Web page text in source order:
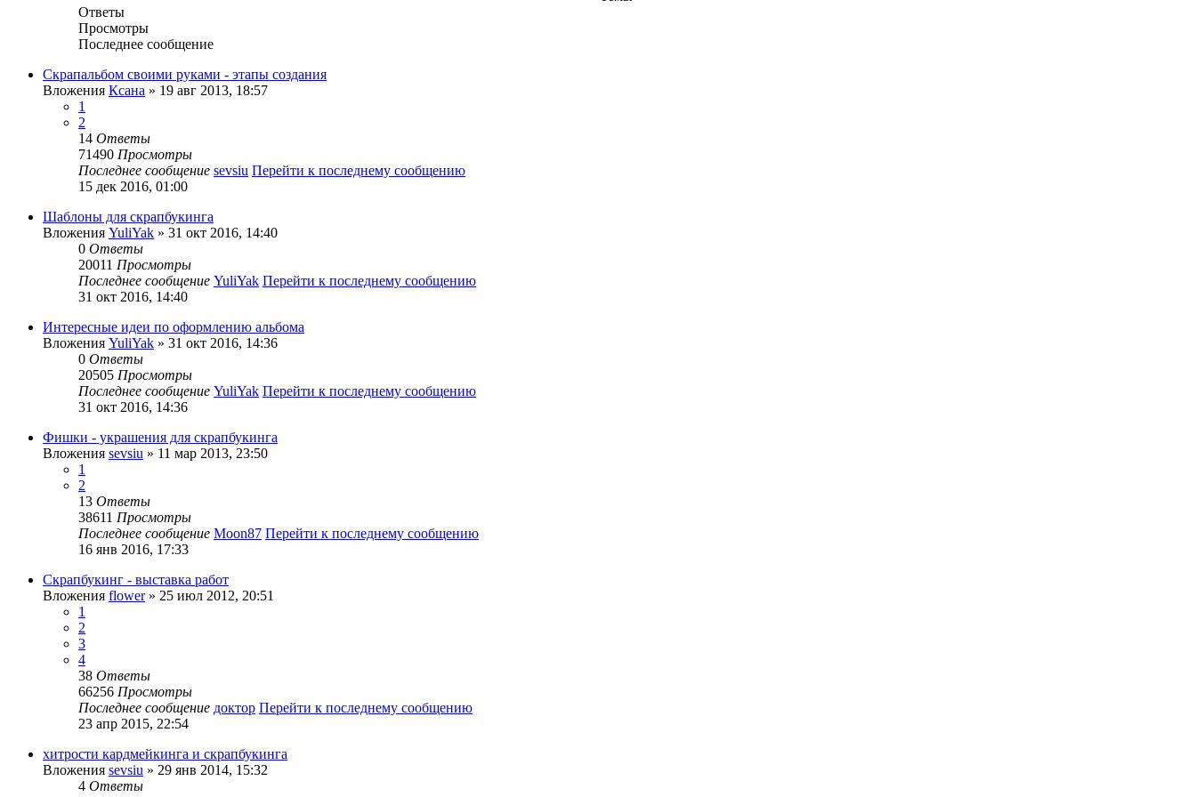
Ответы
Просмотры
Последнее сообщение
Скрапальбом своими руками - этапы создания
Вложения Ксана » 19 авг 2013, 18:57
1
2
14 Ответы
71490 Просмотры
Последнее сообщение sevsiu Перейти к последнему сообщению
15 дек 2016, 01:00
Шаблоны для скрапбукинга
Вложения YuliYak » 31 окт 2016, 14:40
0 Ответы
20011 Просмотры
Последнее сообщение YuliYak Перейти к последнему сообщению
31 окт 2016, 14:40
Интересные идеи по оформлению альбома
Вложения YuliYak » 31 окт 2016, 14:36
0 Ответы
20505 Просмотры
Последнее сообщение YuliYak Перейти к последнему сообщению
31 окт 2016, 14:36
Фишки - украшения для скрапбукинга
Вложения sevsiu » 11 мар 2013, 23:50
1
2
13 Ответы
38611 Просмотры
Последнее сообщение Moon87 Перейти к последнему сообщению
16 янв 2016, 17:33
Скрапбукинг - выставка работ
Вложения flower» 25 июл 2012, 20:51
1
2
3
4
38 Ответы
66256 Просмотры
Последнее сообщение доктор Перейти к последнему сообщению
23 апр 2015, 22:54
хитрости кардмейкинга и скрапбукинга
Вложения sevsiu » 29 янв 2014, 15:32
4 Ответы